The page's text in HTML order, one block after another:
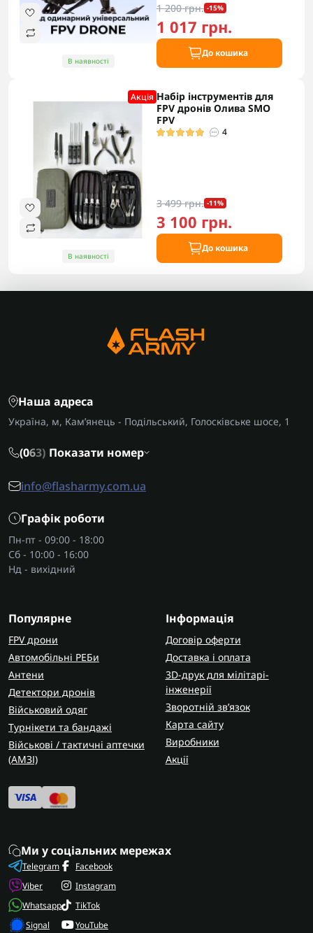
В наявності
1 200 грн. -15%
1 017 грн.
До кошика
Акцiя
В наявності
Набір інструментів для
FPV дронів Олива SMO
FPV
4
3 499 грн. -11%
3 100 грн.
До кошика
Наша адреса
Україна, м, Кам’янець - Подільський, Голосківське шосе, 1
(063) Показати номер
info@flasharmy.com.ua
Графік роботи
Пн-пт - 09:00 - 18:00
Сб - 10:00 - 16:00
Нд - вихідний
Популярне
FPV дрони
Автомобільні РЕБи
Антени
Детектори дронів
Військовий одяг
Турнікети та бандажі
Військові / тактичні аптечки
(AMЗІ)
Інформація
Договір оферти
Доставка і оплата
3D-друк для мілітарі-
інженерії
Зворотній зв’язок
Карта сайту
Виробники
Акції
Ми у соціальних мережах
Telegram
Viber
Whatsapp
Signal
Facebook
Instagram
TikTok
YouTube